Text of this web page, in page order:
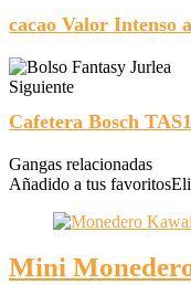
cacao Valor Intenso
Siguiente
Cafetera Bosch
Gangas relacionadas
Añadido a tus favoritos
Mini